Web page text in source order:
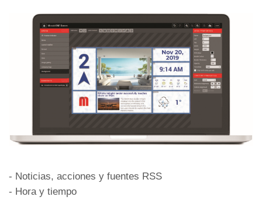
- Noticias, acciones y fuentes RSS
- Hora y tiempo